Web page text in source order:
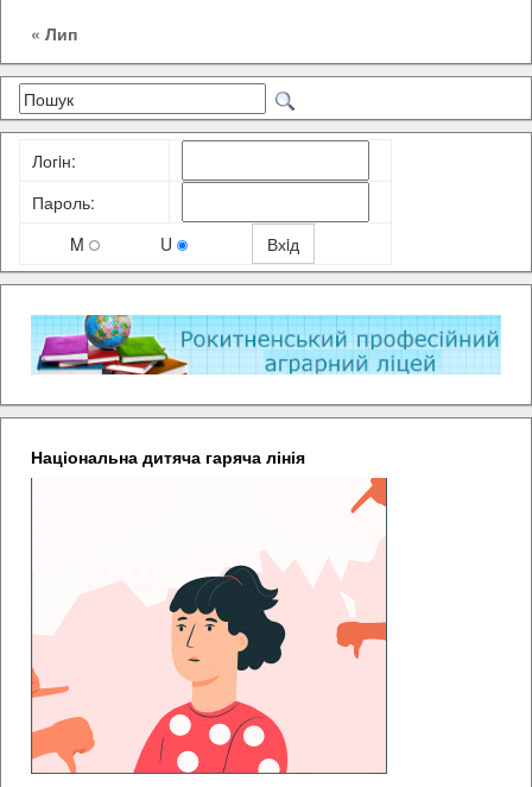
« Лип
Логiн:
Пароль:
M
U
Національна дитяча гаряча лінія